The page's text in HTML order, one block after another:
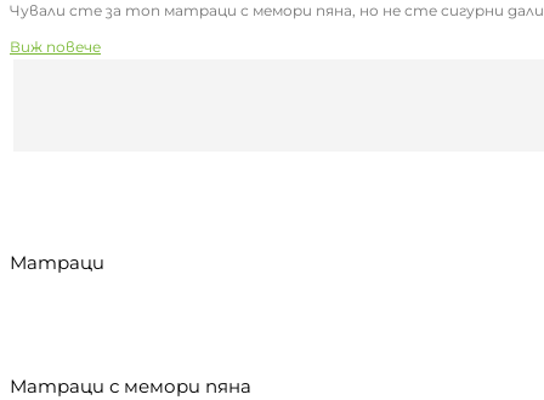
Чували сте за топ матраци с мемори пяна, но не сте сигурни дали
Виж повече
Матраци
Матраци с мемори пяна